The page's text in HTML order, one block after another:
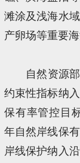
滩涂及浅海水
产卵场等重要海
自然资源
约束性指标纳
保有率管控目
年自然岸线保
岸线保护纳入